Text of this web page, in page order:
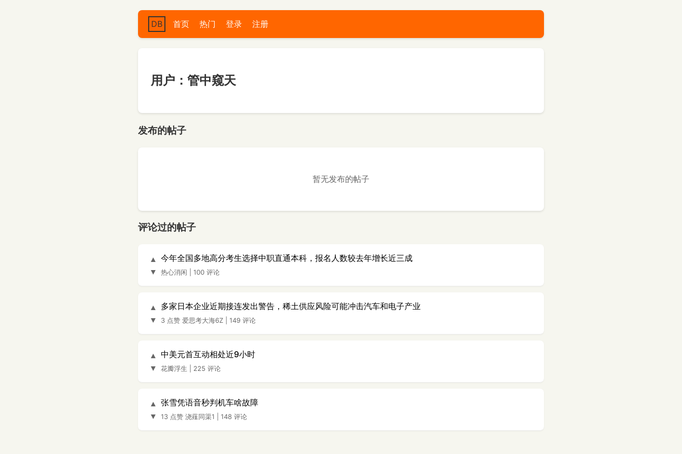
DB 首页 热门 登录 注册
用户：管中窥天
发布的帖子
暂无发布的帖子
评论过的帖子
▲
▼
今年全国多地高分考生选择中职直通本科，报名人数较去年增长近三成
热心消闲 100 评论
▲
▼
多家日本企业近期接连发出警告，稀土供应风险可能冲击汽车和电子产业
3 点赞 爱思考大海6Z 149 评论
▲
▼
中美元首互动相处近9小时
花瓣浮生 225 评论
▲
▼
张雪凭语音秒判机车啥故障
13 点赞 浇薤同渠1 148 评论